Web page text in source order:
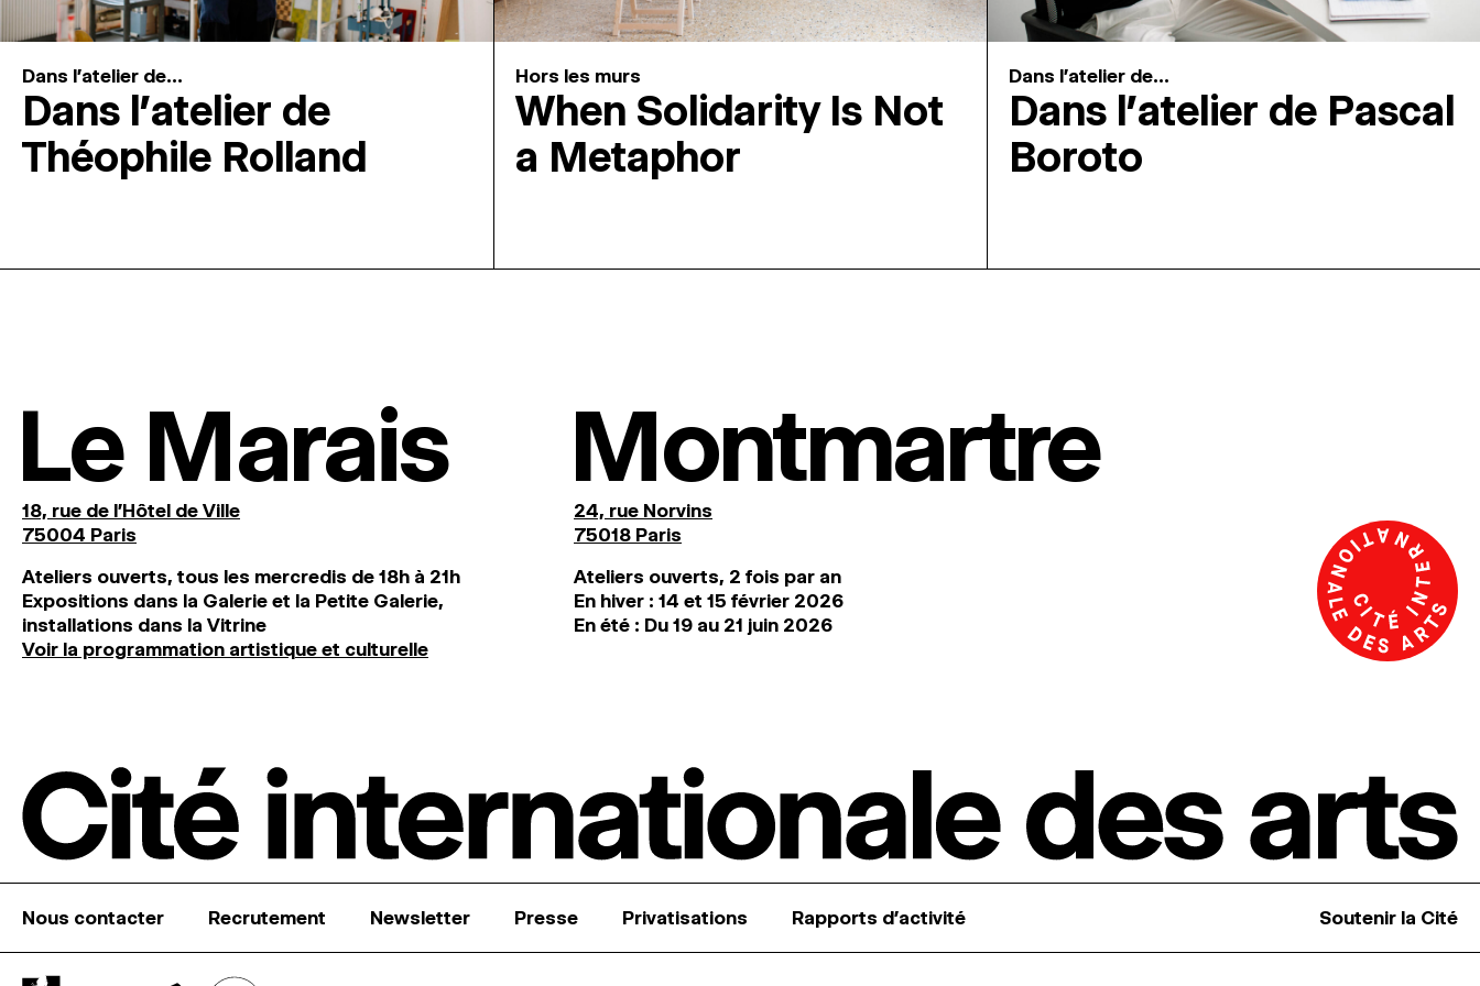
Dans l'atelier de...
Dans l’atelier de
Théophile Rolland
Hors les murs
When Solidarity Is Not
a Metaphor
Dans l'atelier de...
Dans l’atelier de Pascal
Boroto
Le Marais
18, rue de l'Hôtel de Ville
75004 Paris
Ateliers ouverts, tous les mercredis de 18h à 21h
Expositions dans la Galerie et la Petite Galerie,
installations dans la Vitrine
Voir la programmation artistique et culturelle
Montmartre
24, rue Norvins
75018 Paris
Ateliers ouverts, 2 fois par an
En hiver : 14 et 15 février 2026
En été : Du 19 au 21 juin 2026
Nous contacter Recrutement Newsletter Presse Privatisations Rapports d’activité Soutenir la Cité